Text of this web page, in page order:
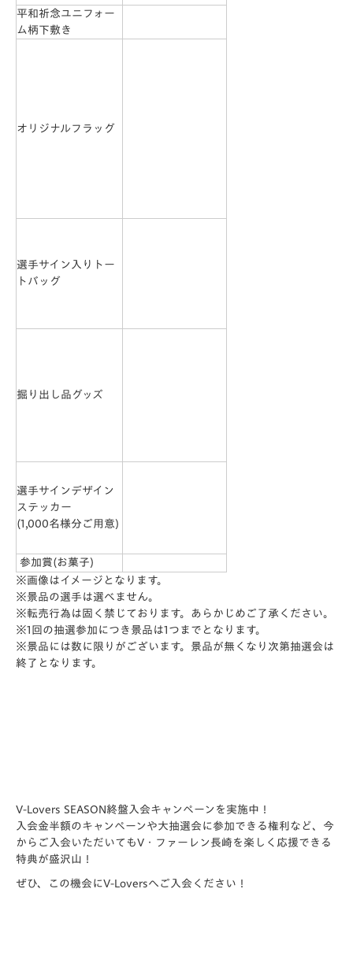
平和祈念ユニフォー
ム柄下敷き
オリジナルフラッグ
選手サイン入りトー
トバッグ
掘り出し品グッズ
選手サインデザイン
ステッカー
(1,000名様分ご用意)
参加賞(お菓子)
※画像はイメージとなります。
※景品の選手は選べません。
※転売行為は固く禁じております。あらかじめご了承ください。
※1回の抽選参加につき景品は1つまでとなります。
※景品には数に限りがございます。景品が無くなり次第抽選会は
終了となります。
V-Lovers SEASON終盤入会キャンペーンを実施中！
入会金半額のキャンペーンや大抽選会に参加できる権利など、今
からご入会いただいてもV・ファーレン長崎を楽しく応援できる
特典が盛沢山！
ぜひ、この機会にV-Loversへご入会ください！